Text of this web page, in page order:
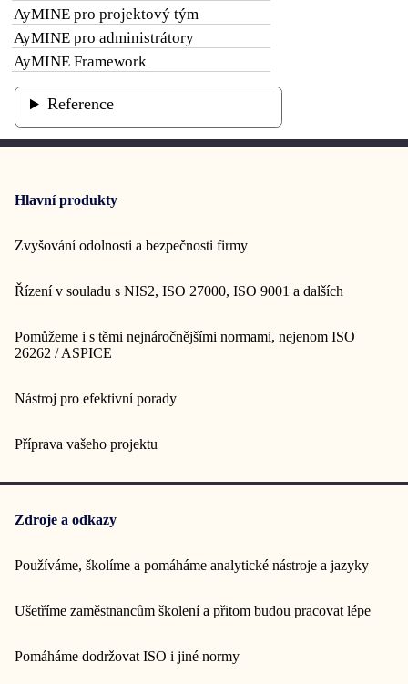
AyMINE pro projektový tým
AyMINE pro administrátory
AyMINE Framework
Reference
Hlavní produkty
Zvyšování odolnosti a bezpečnosti firmy
Řízení v souladu s NIS2, ISO 27000, ISO 9001 a dalších
Pomůžeme i s těmi nejnáročnějšími normami, nejenom ISO
26262 / ASPICE
Nástroj pro efektivní porady
Příprava vašeho projektu
Zdroje a odkazy
Používáme, školíme a pomáháme analytické nástroje a jazyky
Ušetříme zaměstnancům školení a přitom budou pracovat lépe
Pomáháme dodržovat ISO i jiné normy